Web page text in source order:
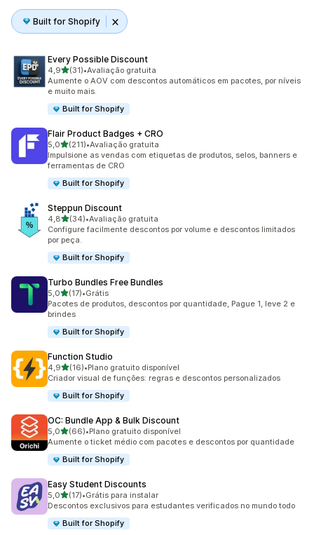
Built for Shopify
Every Possible Discount
4,9de 5 estrelas
(31)
31 avaliações ao todo
•Avaliação gratuita
Aumente o AOV com descontos automáticos em pacotes, por níveis
e muito mais.
Built for Shopify
Flair Product Badges + CRO
5,0de 5 estrelas
(211)
211 avaliações ao todo
•Avaliação gratuita
Impulsione as vendas com etiquetas de produtos, selos, banners e
ferramentas de CRO
Built for Shopify
Steppun Discount
4,8de 5 estrelas
(34)
34 avaliações ao todo
•Avaliação gratuita
Configure facilmente descontos por volume e descontos limitados
por peça.
Built for Shopify
Turbo Bundles Free Bundles
5,0de 5 estrelas
(17)
17 avaliações ao todo
•Grátis
Pacotes de produtos, descontos por quantidade, Pague 1, leve 2 e
brindes
Built for Shopify
Function Studio
4,9de 5 estrelas
(16)
16 avaliações ao todo
•Plano gratuito disponível
Criador visual de funções: regras e descontos personalizados
Built for Shopify
OC: Bundle App & Bulk Discount
5,0de 5 estrelas
(66)
66 avaliações ao todo
•Plano gratuito disponível
Aumente o ticket médio com pacotes e descontos por quantidade
Built for Shopify
Easy Student Discounts
5,0de 5 estrelas
(17)
17 avaliações ao todo
•Grátis para instalar
Descontos exclusivos para estudantes verificados no mundo todo
Built for Shopify